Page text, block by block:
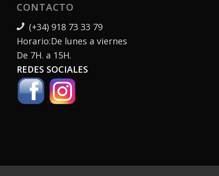
CONTACTO
(+34) 918 73 33 79
Horario:De lunes a viernes
De 7H. a 15H.
REDES SOCIALES